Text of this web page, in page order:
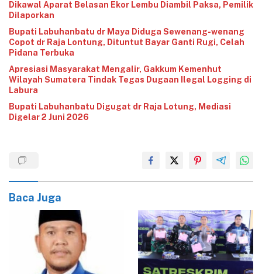
Dikawal Aparat Belasan Ekor Lembu Diambil Paksa, Pemilik
Dilaporkan
‎Bupati Labuhanbatu dr Maya Diduga Sewenang-wenang
Copot dr Raja Lontung, Dituntut Bayar Ganti Rugi, Celah
Pidana Terbuka
Apresiasi Masyarakat Mengalir, Gakkum Kemenhut
Wilayah Sumatera Tindak Tegas Dugaan Ilegal Logging di
Labura
‎Bupati Labuhanbatu Digugat dr Raja Lotung, Mediasi
Digelar 2 Juni 2026
Baca Juga